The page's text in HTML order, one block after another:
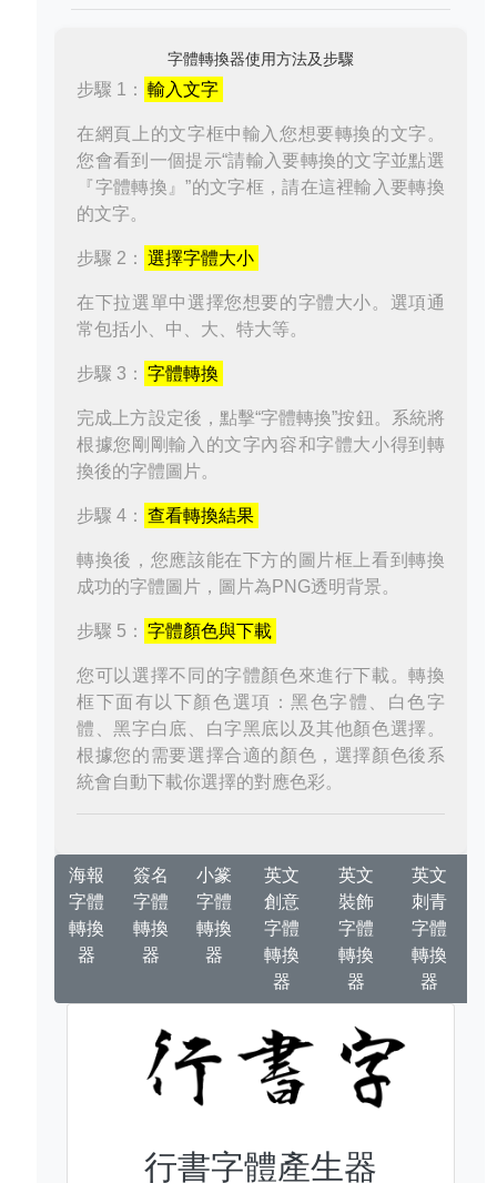
字體轉換器使用方法及步驟
步驟 1： 輸入文字
在網頁上的文字框中輸入您想要轉換的文字。
您會看到一個提示“請輸入要轉換的文字並點選
『字體轉換』”的文字框，請在這裡輸入要轉換
的文字。
步驟 2： 選擇字體大小
在下拉選單中選擇您想要的字體大小。選項通
常包括小、中、大、特大等。
步驟 3： 字體轉換
完成上方設定後，點擊“字體轉換”按鈕。系統將
根據您剛剛輸入的文字內容和字體大小得到轉
換後的字體圖片。
步驟 4： 查看轉換結果
轉換後，您應該能在下方的圖片框上看到轉換
成功的字體圖片，圖片為PNG透明背景。
步驟 5： 字體顏色與下載
您可以選擇不同的字體顏色來進行下載。轉換
框下面有以下顏色選項：黑色字體、白色字
體、黑字白底、白字黑底以及其他顏色選擇。
根據您的需要選擇合適的顏色，選擇顏色後系
統會自動下載你選擇的對應色彩。
海報
字體
轉換
器
簽名
字體
轉換
器
小篆
字體
轉換
器
英文
創意
字體
轉換
器
英文
裝飾
字體
轉換
器
英文
刺青
字體
轉換
器
行書字體產生器